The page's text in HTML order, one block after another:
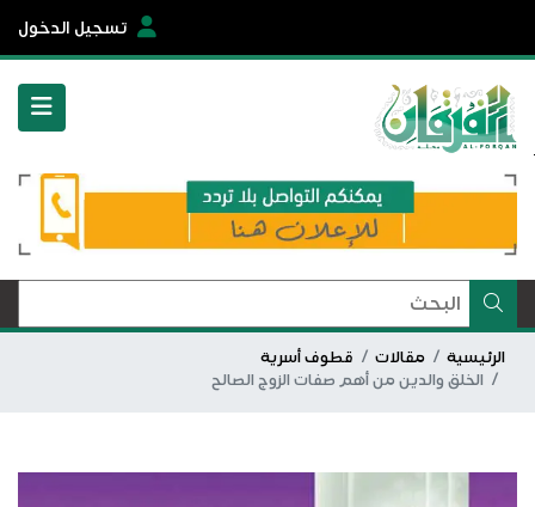
تسجيل الدخول
الرئيسية مقالات
قطوف أسرية
الخلق والدين من أهم صفات الزوج الصالح